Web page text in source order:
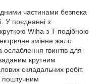
частинами безпека
У поєднанні з
Wiha з T-подібною
змінне жало
ослаблення гвинтів для
крутним
складальних робіт.
поштучним